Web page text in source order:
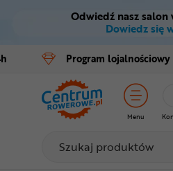
Menu główne
Informacje o
Do koszyka
Odwiedź nasz salon
Dowiedz się
Program lojalnościowy
Menu
Rowery
E-bike
Części
Akcesoria